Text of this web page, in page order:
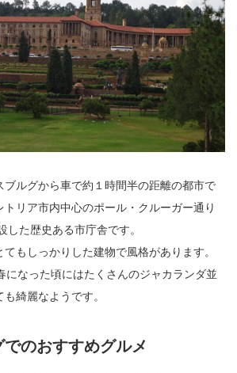
ブルグから車で約１時間半の距離の都市で
リア市内中心のポール・クルーガー通り
した歴史ある市庁舎です。
もしっかりした建物で風格があります。
になった頃にはたくさんのジャカランダ並
綺麗なようです。
のおすすめグルメ